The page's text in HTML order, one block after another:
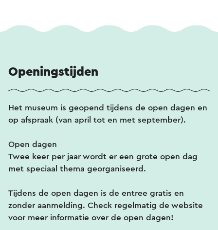
Openingstijden
Het museum is geopend tijdens de open dagen en
op afspraak (van april tot en met september).
Open dagen
Twee keer per jaar wordt er een grote open dag
met speciaal thema georganiseerd.
Tijdens de open dagen is de entree gratis en
zonder aanmelding. Check regelmatig de website
voor meer informatie over de open dagen!